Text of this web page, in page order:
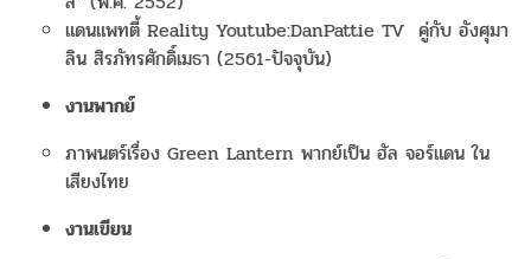
แดนแพทตี้ Reality Youtube:DanPattie TV คู่กับ อังศุมา
ลิน สิรภัทรศักดิ์เมธา (2561-ปัจจุบัน)
งานพากย์
ภาพนตร์เรื่อง Green Lantern พากย์เป็น ฮัล จอร์แดน ใน
เสียงไทย
งานเขียน